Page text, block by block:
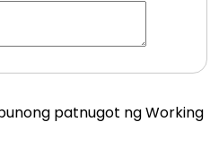
patnugot ng Working